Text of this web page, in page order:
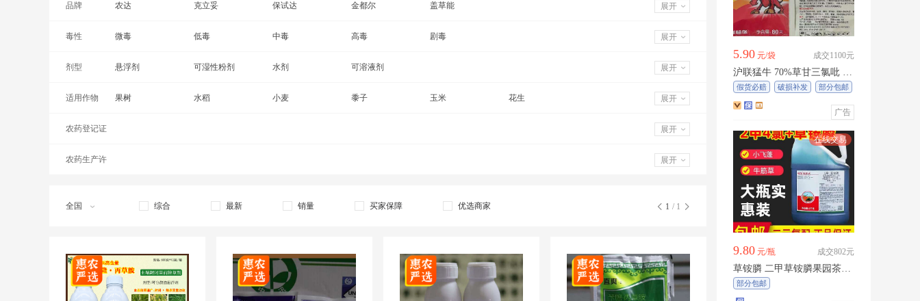
苯噻酰草胺 苯唑草酮 草铵膦 草除灵 草甘膦
草甘膦钾盐 草甘三氯吡 敌稗 敌草胺 丁草胺
敌草隆 啶磺草胺 啶嘧磺隆 单嘧磺隆
噁草酮 二甲草甘膦 二甲四氯钠 二甲戊灵 二氯喹啉酸 二氯吡啶酸
氯氟吡氧乙酸 氯吡嘧磺隆 氯酯磺草胺 灭草松 麦草三氯吡 麦草畏
咪唑乙烟酸 吡氟酰草胺 吡嘧磺隆 炔草酯 氰氟草酯
号
品牌 农达 克立妥 保试达 金都尔 盖草能 展开
毒性 微毒 低毒 中毒 高毒 剧毒 展开
剂型 悬浮剂 可湿性粉剂 水剂 可溶液剂 展开
适用作物 果树 水稻 小麦 黍子 玉米 花生 展开
农药登记证
号
展开
农药生产许 展开
全国 综合 最新 销量 买家保障 优选商家 1 / 1
广告
5.90 元/袋 成交1100元
沪联猛牛 70%草甘三氯吡 可
溶粉剂，正品保障，量大优
假货必赔 破损补发 部分包邮
9.80 元/瓶 成交802元
草铵膦 二甲草铵膦果园茶园
林荒地一扫光正品除牛筋杂
部分包邮